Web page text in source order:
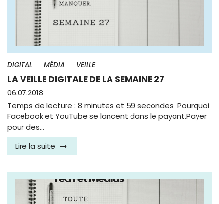
DIGITAL MÉDIA VEILLE
LA VEILLE DIGITALE DE LA SEMAINE 27
06.07.2018
Temps de lecture : 8 minutes et 59 secondes Pourquoi
Facebook et YouTube se lancent dans le payant.Payer
pour des…
Lire la suite